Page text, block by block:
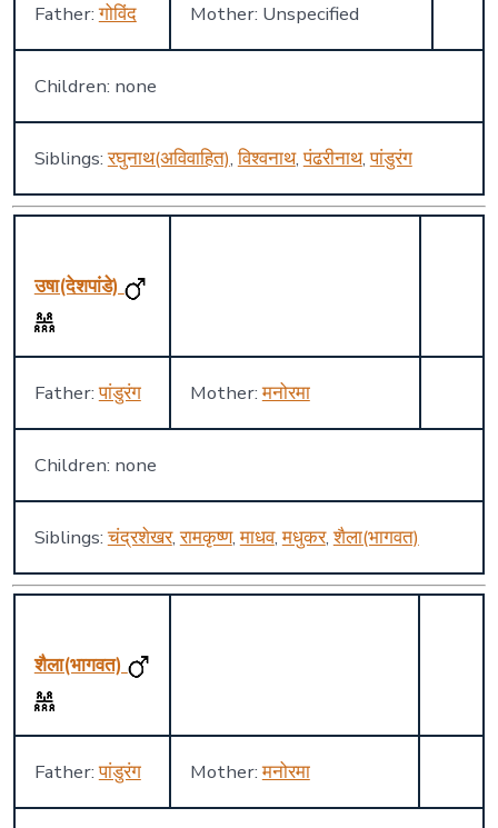
Father:गोविंद Mother: Unspecified
Children: none
Siblings:रघुनाथ(अविवाहित),विश्वनाथ,पंढरीनाथ,पांडुरंग
उषा(देशपांडे)
Father:पांडुरंग Mother:मनोरमा
Children: none
Siblings:चंद्रशेखर,रामकृष्ण,माधव,मधुकर,शैला(भागवत)
शैला(भागवत)
Father:पांडुरंग Mother:मनोरमा